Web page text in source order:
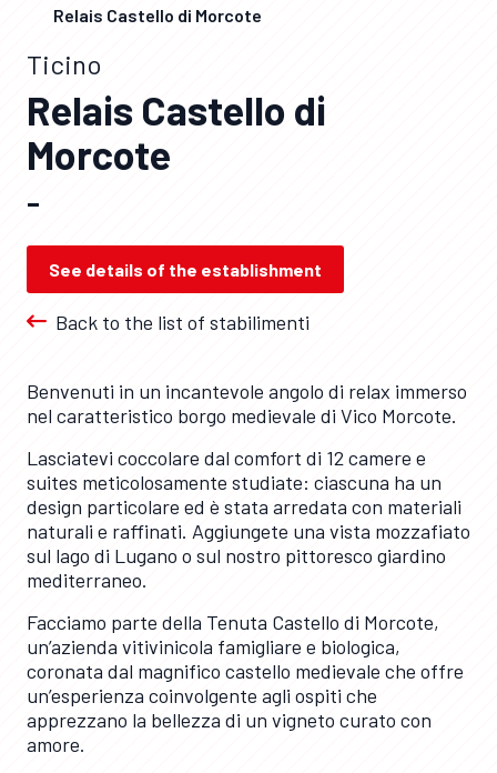
Relais Castello di Morcote
Ticino
Relais Castello di
Morcote
–
See details of the establishment
Back to the list of stabilimenti
Benvenuti in un incantevole angolo di relax immerso
nel caratteristico borgo medievale di Vico Morcote.
Lasciatevi coccolare dal comfort di 12 camere e
suites meticolosamente studiate: ciascuna ha un
design particolare ed è stata arredata con materiali
naturali e raffinati. Aggiungete una vista mozzafiato
sul lago di Lugano o sul nostro pittoresco giardino
mediterraneo.
Facciamo parte della Tenuta Castello di Morcote,
un’azienda vitivinicola famigliare e biologica,
coronata dal magnifico castello medievale che offre
un’esperienza coinvolgente agli ospiti che
apprezzano la bellezza di un vigneto curato con
amore.